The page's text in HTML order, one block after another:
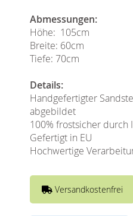
Abmessungen:
Höhe: 105cm
Breite: 60cm
Tiefe: 70cm
Details:
Handgefertigter
abgebildet
100% frostsicher durch
Gefertigt in EU
Hochwertige
Versandkostenfrei